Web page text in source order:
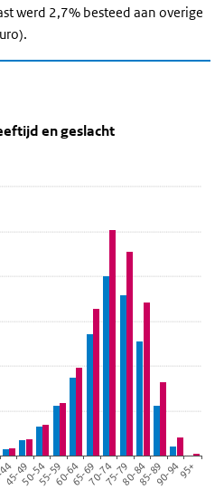
werd 2,7% besteed aan overige
leeftijd en geslacht
naar leeftijd en geslacht 2019'
leeftijd en geslacht 2019
(miljoen euro) weergeeft.
en geslacht
45-4950-5455-5960-6465-6970-7475-7980-8485-8990-9495+